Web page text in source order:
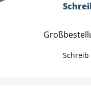
Schreib